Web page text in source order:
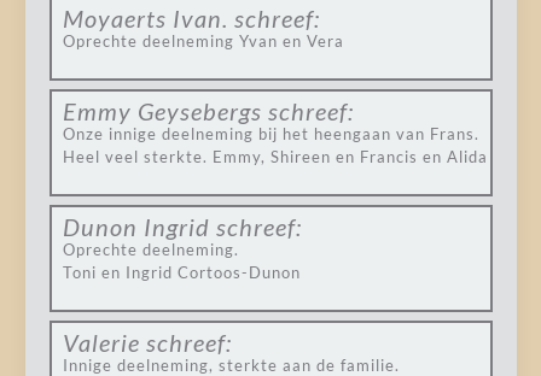
Moyaerts Ivan. schreef:
Oprechte deelneming Yvan en Vera
Emmy Geysebergs schreef:
Onze innige deelneming bij het heengaan van Frans.
Heel veel sterkte. Emmy, Shireen en Francis en Alida
Dunon Ingrid schreef:
Oprechte deelneming.
Toni en Ingrid Cortoos-Dunon
Valerie schreef:
Innige deelneming, sterkte aan de familie.